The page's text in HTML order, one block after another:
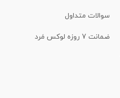
سوالات متداول
ضمانت 7 روزه لوکس مَرد